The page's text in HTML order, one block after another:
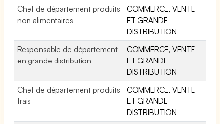
Chef de département produits
non alimentaires
COMMERCE, VENTE
ET GRANDE
DISTRIBUTION
Responsable de département
en grande distribution
COMMERCE, VENTE
ET GRANDE
DISTRIBUTION
Chef de département produits
frais
COMMERCE, VENTE
ET GRANDE
DISTRIBUTION